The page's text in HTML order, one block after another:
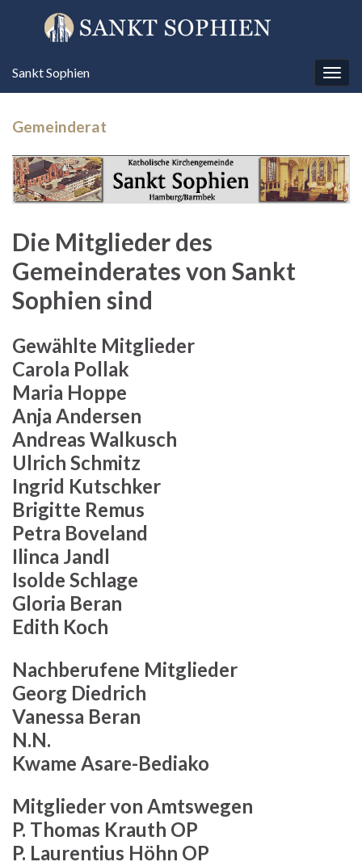
Sankt Sophien
Gemeinderat
Die Mitglieder des
Gemeinderates von Sankt
Sophien sind
Gewählte Mitglieder
Carola Pollak
Maria Hoppe
Anja Andersen
Andreas Walkusch
Ulrich Schmitz
Ingrid Kutschker
Brigitte Remus
Petra Boveland
Ilinca Jandl
Isolde Schlage
Gloria Beran
Edith Koch
Nachberufene Mitglieder
Georg Diedrich
Vanessa Beran
N.N.
Kwame Asare-Bediako
Mitglieder von Amtswegen
P. Thomas Krauth OP
P. Laurentius Höhn OP